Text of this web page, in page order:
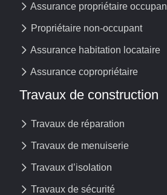
Assurance propriétaire
Propriétaire non-occupant
Assurance habitation locataire
Assurance copropriétaire
Travaux de construction
Travaux de réparation
Travaux de menuiserie
Travaux d’isolation
Travaux de sécurité